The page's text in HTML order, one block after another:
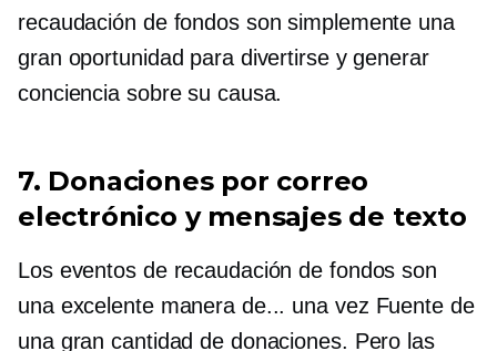
recaudación de fondos son simplemente una
gran oportunidad para divertirse y generar
conciencia sobre su causa.
7. Donaciones por correo
electrónico y mensajes de texto
Los eventos de recaudación de fondos son
una excelente manera de... una vez Fuente de
una gran cantidad de donaciones. Pero las